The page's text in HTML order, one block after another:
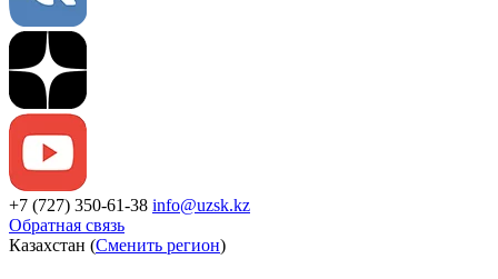
+7 (727) 350-61-38 info@uzsk.kz
Обратная связь
Казахстан (Сменить регион)